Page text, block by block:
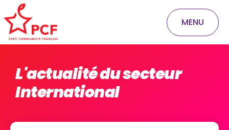
MENU
L'actualité du secteur
International